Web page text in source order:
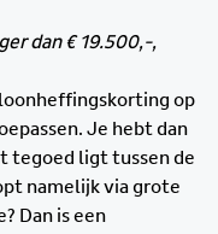
dan € 19.500,-,
loonheffingskorting op
Je hebt dan
tegoed ligt tussen de
namelijk via grote
Dan is een